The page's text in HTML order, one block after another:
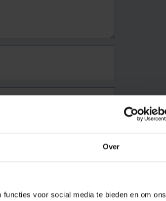
Over
voor social media te bieden en om ons